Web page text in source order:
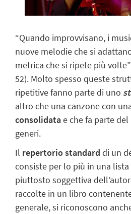
“Quando improvvisano, i
nuove melodie che si
metrica che si ripete più
52). Molto spesso queste
ripetitive fanno parte di uno
altro che una canzone con
consolidatae che fa parte
generi.
Il repertorio standard di un
consiste per lo più in una
piuttosto soggettiva
raccolte in un libro
generale, si riconoscono